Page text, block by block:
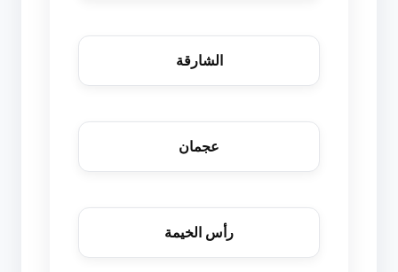
الشارقة
عجمان
رأس الخيمة